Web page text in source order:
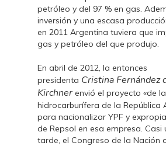
petróleo y del 97 % en gas.
inversión y una escasa
en 2011 Argentina tuviera que
gas y petróleo del que produjo.
En abril de 2012, la entonces
presidenta Cristina Fernández
Kirchner envió el proyecto «de
hidrocarburífera de la República
para nacionalizar YPF y
de Repsol en esa empresa. Casi
tarde, el Congreso de la Nación